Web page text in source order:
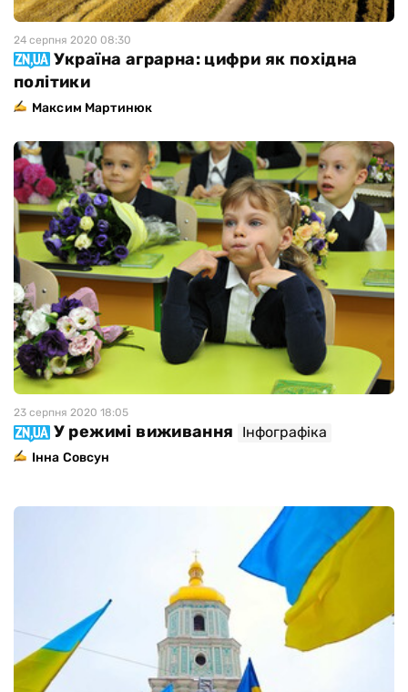
24 серпня 2020 08:30
Україна аграрна: цифри як похідна
політики
Максим Мартинюк
23 серпня 2020 18:05
У режимі виживання Інфографіка
Інна Совсун